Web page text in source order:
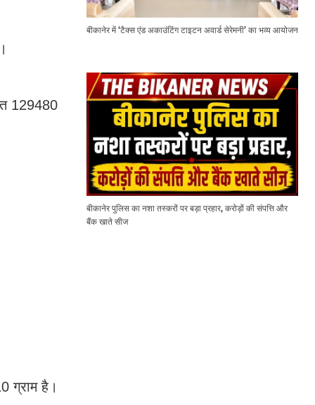
129480
ग्राम है।
बीकानेर में ‘टैक्स एंड अकाउंटिंग टाइटन अवार्ड सेरेमनी’ का भव्य आयोजन
बीकानेर पुलिस का नशा तस्करों पर बड़ा प्रहार, करोड़ों की संपत्ति और
बैंक खाते सीज